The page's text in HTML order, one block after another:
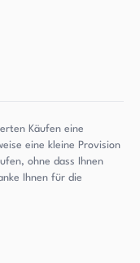
Käufen eine
eine kleine Provision
ohne dass Ihnen
Ihnen für die